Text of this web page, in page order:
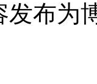
发布为